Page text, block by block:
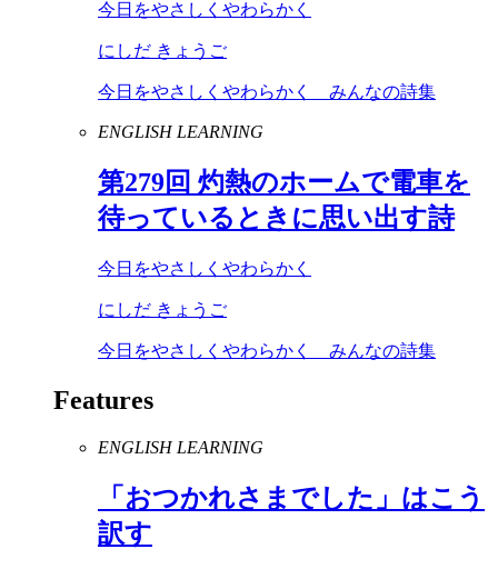
今日をやさしくやわらかく
にしだ きょうご
今日をやさしくやわらかく みんなの詩集
ENGLISH LEARNING
第279回 灼熱のホームで電車を
待っているときに思い出す詩
今日をやさしくやわらかく
にしだ きょうご
今日をやさしくやわらかく みんなの詩集
Features
ENGLISH LEARNING
「おつかれさまでした」はこう
訳す